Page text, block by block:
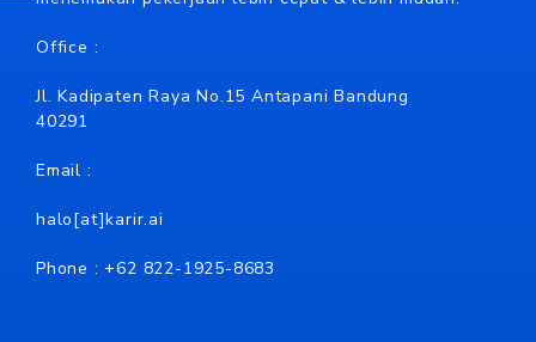
Office :
Jl. Kadipaten Raya No.15 Antapani Bandung
40291
Email :
halo[at]karir.ai
Phone : +62 822-1925-8683